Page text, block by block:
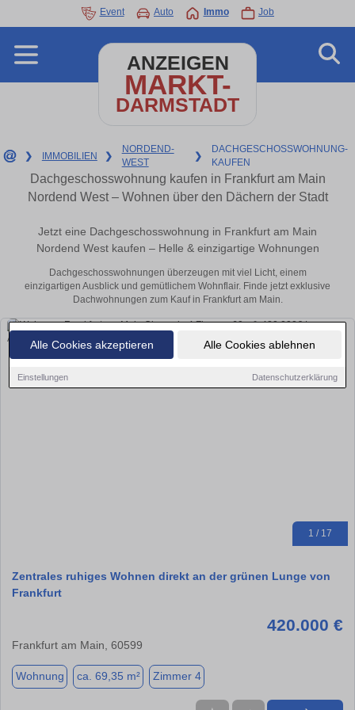
Alle Cookies akzeptieren Alle Cookies ablehnen
Einstellungen Datenschutzerklärung
Event Auto Immo Job
ANZEIGEN
MARKT-
DARMSTADT
❯ IMMOBILIEN ❯
NORDEND-
WEST
❯
DACHGESCHOSSWOHNUNG-
KAUFEN
Dachgeschosswohnung kaufen in Frankfurt am Main
Nordend West – Wohnen über den Dächern der Stadt
Jetzt eine Dachgeschosswohnung in Frankfurt am Main
Nordend West kaufen – Helle & einzigartige Wohnungen
Dachgeschosswohnungen überzeugen mit viel Licht, einem
einzigartigen Ausblick und gemütlichem Wohnflair. Finde jetzt exklusive
Dachwohnungen zum Kauf in Frankfurt am Main.
1 / 17
Zentrales ruhiges Wohnen direkt an der grünen Lunge von
Frankfurt
420.000 €
Frankfurt am Main, 60599
Wohnung ca. 69,35 m² Zimmer 4